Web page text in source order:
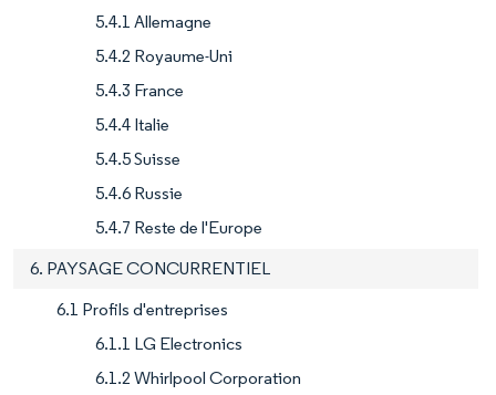
5.4.1 Allemagne
5.4.2 Royaume-Uni
5.4.3 France
5.4.4 Italie
5.4.5 Suisse
5.4.6 Russie
5.4.7 Reste de l'Europe
6. PAYSAGE CONCURRENTIEL
6.1 Profils d'entreprises
6.1.1 LG Electronics
6.1.2 Whirlpool Corporation